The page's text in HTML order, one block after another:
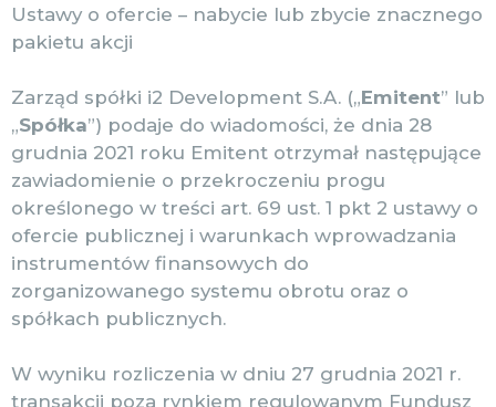
Ustawy o ofercie – nabycie lub zbycie znacznego
pakietu akcji
Zarząd spółki i2 Development S.A. („Emitent” lub
„Spółka”) podaje do wiadomości, że dnia 28
grudnia 2021 roku Emitent otrzymał następujące
zawiadomienie o przekroczeniu progu
określonego w treści art. 69 ust. 1 pkt 2 ustawy o
ofercie publicznej i warunkach wprowadzania
instrumentów finansowych do
zorganizowanego systemu obrotu oraz o
spółkach publicznych.
W wyniku rozliczenia w dniu 27 grudnia 2021 r.
transakcji poza rynkiem regulowanym Fundusz